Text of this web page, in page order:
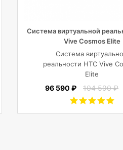
Система виртуальной
Vive Cosmos Elite
Система
реальности HTC Vive
Elite
96 590 ₽ 104 590 ₽